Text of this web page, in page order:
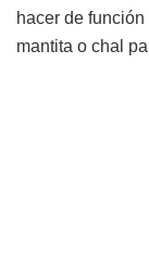
hacer de
mantita o chal